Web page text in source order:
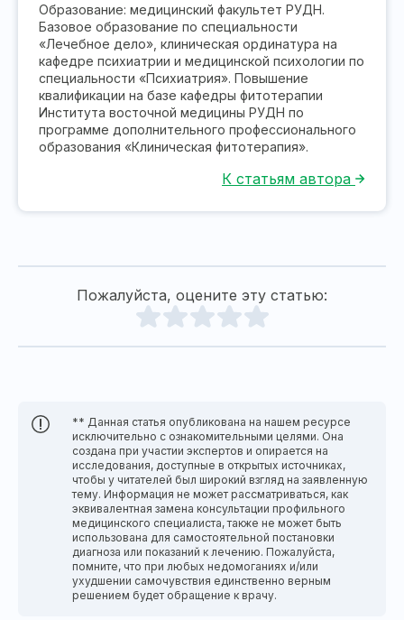
Образование: медицинский факультет РУДН.
Базовое образование по специальности
«Лечебное дело», клиническая ординатура на
кафедре психиатрии и медицинской психологии по
специальности «Психиатрия». Повышение
квалификации на базе кафедры фитотерапии
Института восточной медицины РУДН по
программе дополнительного профессионального
образования «Клиническая фитотерапия».
К статьям автора
Пожалуйста, оцените эту статью:
** Данная статья опубликована на нашем ресурсе
исключительно с ознакомительными целями. Она
создана при участии экспертов и опирается на
исследования, доступные в открытых источниках,
чтобы у читателей был широкий взгляд на заявленную
тему. Информация не может рассматриваться, как
эквивалентная замена консультации профильного
медицинского специалиста, также не может быть
использована для самостоятельной постановки
диагноза или показаний к лечению. Пожалуйста,
помните, что при любых недомоганиях и/или
ухудшении самочувствия единственно верным
решением будет обращение к врачу.